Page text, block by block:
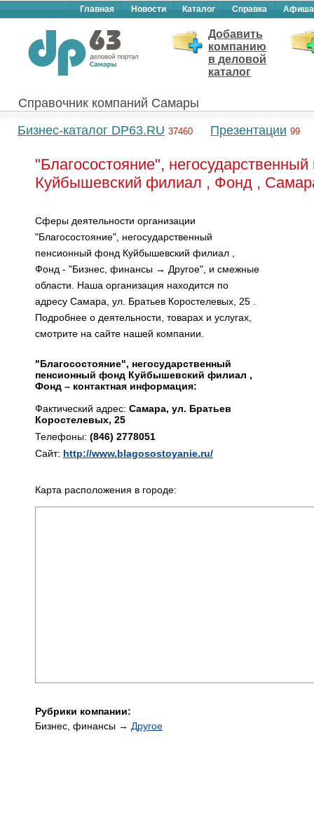
Главная Новости Каталог Справка Афиша
Добавить
компанию
в деловой
каталог
Справочник компаний Самары
Бизнес-каталог DP63.RU 37460 Презентации 99
"Благосостояние",
Куйбышевский филиал , Фонд ,
Сферы деятельности организации
"Благосостояние", негосударственный
пенсионный фонд Куйбышевский филиал ,
Фонд - "Бизнес, финансы → Другое", и смежные
области. Наша организация находится по
адресу Самара, ул. Братьев Коростелевых, 25 .
Подробнее о деятельности, товарах и услугах,
смотрите на сайте нашей компании.
"Благосостояние", негосударственный
пенсионный фонд Куйбышевский филиал ,
Фонд – контактная информация:
Фактический адрес: Самара, ул. Братьев
Коростелевых, 25
Телефоны: (846) 2778051
Сайт: http://www.blagosostoyanie.ru/
Карта расположения в городе:
Рубрики компании:
Бизнес, финансы → Другое